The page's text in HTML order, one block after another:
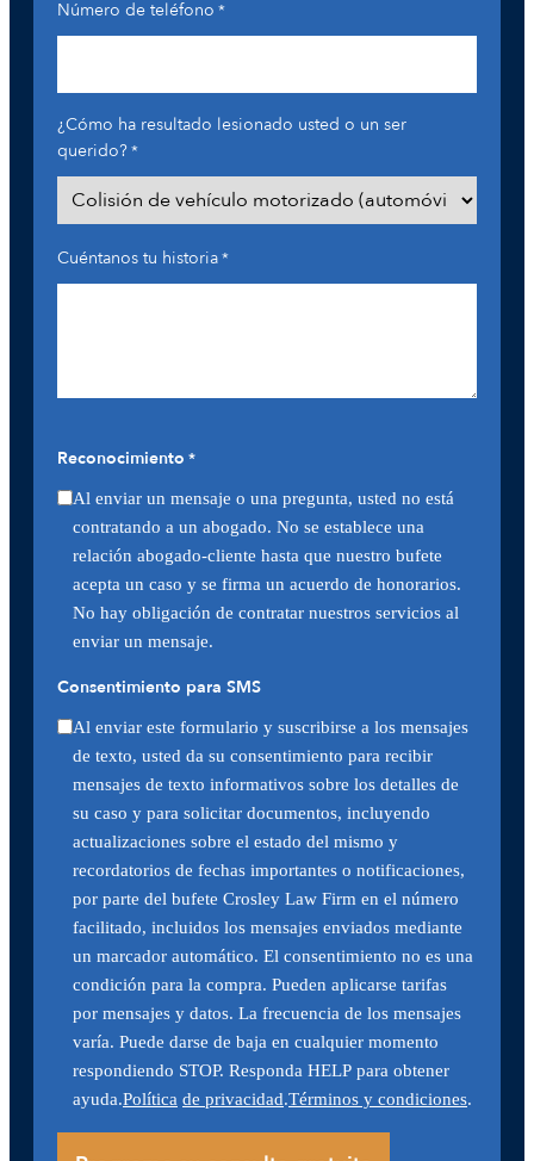
Número de teléfono *
¿Cómo ha resultado lesionado usted o un ser
querido?*
Cuéntanos tu historia*
Reconocimiento *
Al enviar un mensaje o una pregunta, usted no está
contratando a un abogado. No se establece una
relación abogado-cliente hasta que nuestro bufete
acepta un caso y se firma un acuerdo de honorarios.
No hay obligación de contratar nuestros servicios al
enviar un mensaje.
Consentimiento para SMS
Al enviar este formulario y suscribirse a los mensajes
de texto, usted da su consentimiento para recibir
mensajes de texto informativos sobre los detalles de
su caso y para solicitar documentos, incluyendo
actualizaciones sobre el estado del mismo y
recordatorios de fechas importantes o notificaciones,
por parte del bufete Crosley Law Firm en el número
facilitado, incluidos los mensajes enviados mediante
un marcador automático. El consentimiento no es una
condición para la compra. Pueden aplicarse tarifas
por mensajes y datos. La frecuencia de los mensajes
varía. Puede darse de baja en cualquier momento
respondiendo STOP. Responda HELP para obtener
ayuda.Política de privacidad.Términos y condiciones.